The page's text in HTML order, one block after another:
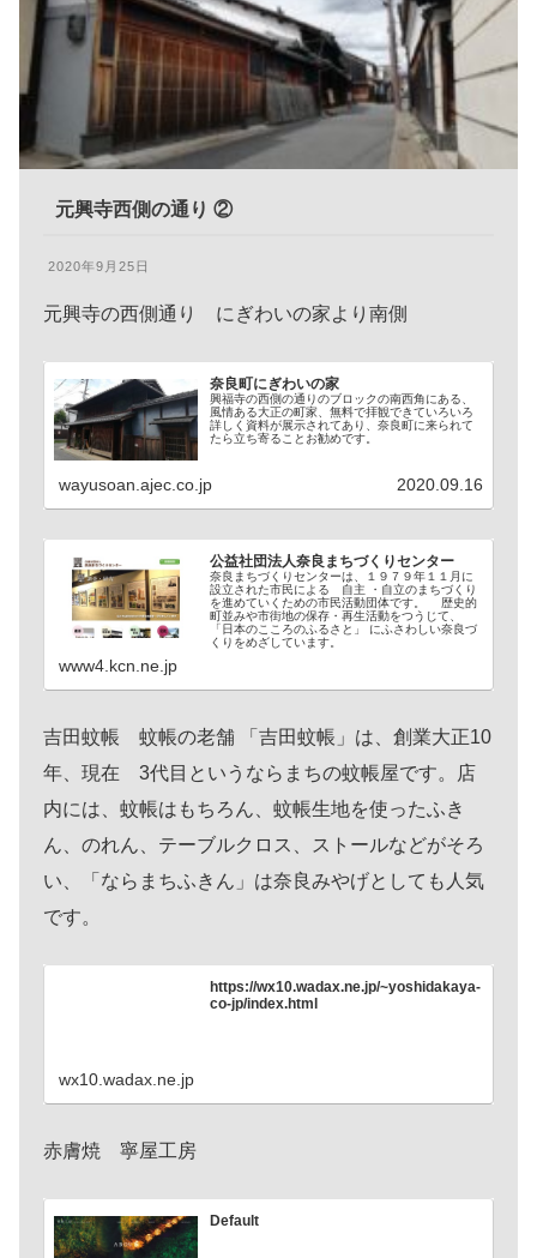
元興寺西側の通り ②
2020年9月25日
元興寺の西側通り にぎわいの家より南側
奈良町にぎわいの家
興福寺の西側の通りのブロックの南西角にある、
風情ある大正の町家、無料で拝観できていろいろ
詳しく資料が展示されてあり、奈良町に来られて
たら立ち寄ることお勧めです。
wayusoan.ajec.co.jp 2020.09.16
公益社団法人奈良まちづくりセンター
奈良まちづくりセンターは、１９７９年１１月に
設立された市民による 自主 ・自立のまちづくり
を進めていくための市民活動団体です。 歴史的
町並みや市街地の保存・再生活動をつうじて、
「日本のこころのふるさと」 にふさわしい奈良づ
くりをめざしています。
www4.kcn.ne.jp
吉田蚊帳 蚊帳の老舗 「吉田蚊帳」は、創業大正10
年、現在 3代目というならまちの蚊帳屋です。店
内には、蚊帳はもちろん、蚊帳生地を使ったふき
ん、のれん、テーブルクロス、ストールなどがそろ
い、「ならまちふきん」は奈良みやげとしても人気
です。
https://wx10.wadax.ne.jp/~yoshidakaya-
co-jp/index.html
wx10.wadax.ne.jp
赤膚焼 寧屋工房
Default